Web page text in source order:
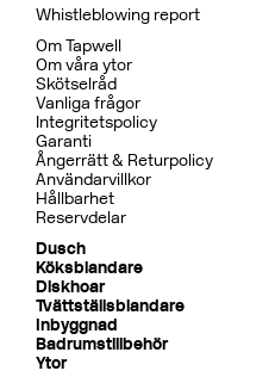
Whistleblowing report
Om Tapwell
Om våra ytor
Skötselråd
Vanliga frågor
Integritetspolicy
Garanti
Ångerrätt & Returpolicy
Användarvillkor
Hållbarhet
Reservdelar
Dusch
Köksblandare
Diskhoar
Tvättställsblandare
Inbyggnad
Badrumstillbehör
Ytor